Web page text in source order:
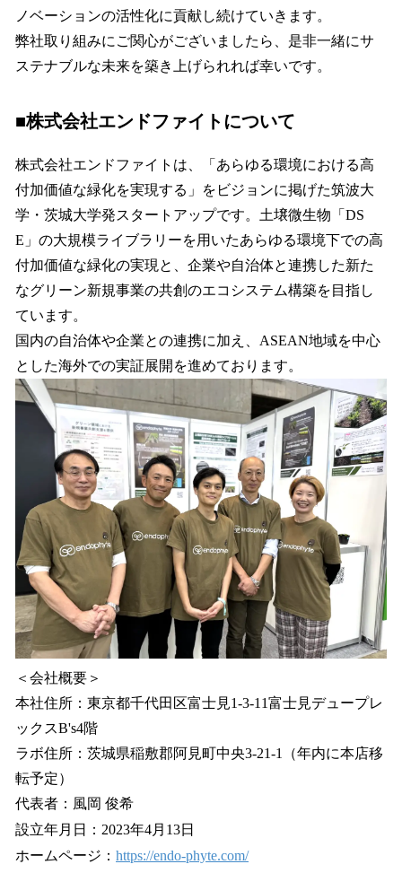
ノベーションの活性化に貢献し続けていきます。
弊社取り組みにご関心がございましたら、是非一緒にサ
ステナブルな未来を築き上げられれば幸いです。
■株式会社エンドファイトについて
株式会社エンドファイトは、「あらゆる環境における高
付加価値な緑化を実現する」をビジョンに掲げた筑波大
学・茨城大学発スタートアップです。土壌微生物「DS
E」の大規模ライブラリーを用いたあらゆる環境下での高
付加価値な緑化の実現と、企業や自治体と連携した新た
なグリーン新規事業の共創のエコシステム構築を目指し
ています。
国内の自治体や企業との連携に加え、ASEAN地域を中心
とした海外での実証展開を進めております。
＜会社概要＞
本社住所：東京都千代田区富士見1-3-11富士見デュープレ
ックスB's4階
ラボ住所：茨城県稲敷郡阿見町中央3-21-1（年内に本店移
転予定）
代表者：風岡 俊希
設立年月日：2023年4月13日
ホームページ： https://endo-phyte.com/